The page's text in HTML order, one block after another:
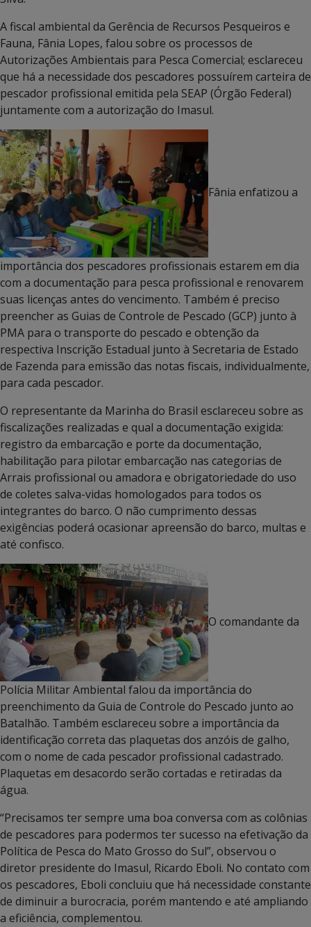
A fiscal ambiental da Gerência de Recursos Pesqueiros e
Fauna, Fânia Lopes, falou sobre os processos de
Autorizações Ambientais para Pesca Comercial; esclareceu
que há a necessidade dos pescadores possuírem carteira de
pescador profissional emitida pela SEAP (Órgão Federal)
juntamente com a autorização do Imasul.
Fânia enfatizou a
importância dos pescadores profissionais estarem em dia
com a documentação para pesca profissional e renovarem
suas licenças antes do vencimento. Também é preciso
preencher as Guias de Controle de Pescado (GCP) junto à
PMA para o transporte do pescado e obtenção da
respectiva Inscrição Estadual junto à Secretaria de Estado
de Fazenda para emissão das notas fiscais, individualmente,
para cada pescador.
O representante da Marinha do Brasil esclareceu sobre as
fiscalizações realizadas e qual a documentação exigida:
registro da embarcação e porte da documentação,
habilitação para pilotar embarcação nas categorias de
Arrais profissional ou amadora e obrigatoriedade do uso
de coletes salva-vidas homologados para todos os
integrantes do barco. O não cumprimento dessas
exigências poderá ocasionar apreensão do barco, multas e
até confisco.
O comandante da
Polícia Militar Ambiental falou da importância do
preenchimento da Guia de Controle do Pescado junto ao
Batalhão. Também esclareceu sobre a importância da
identificação correta das plaquetas dos anzóis de galho,
com o nome de cada pescador profissional cadastrado.
Plaquetas em desacordo serão cortadas e retiradas da
água.
“Precisamos ter sempre uma boa conversa com as colônias
de pescadores para podermos ter sucesso na efetivação da
Política de Pesca do Mato Grosso do Sul”, observou o
diretor presidente do Imasul, Ricardo Eboli. No contato com
os pescadores, Eboli concluiu que há necessidade constante
de diminuir a burocracia, porém mantendo e até ampliando
a eficiência, complementou.